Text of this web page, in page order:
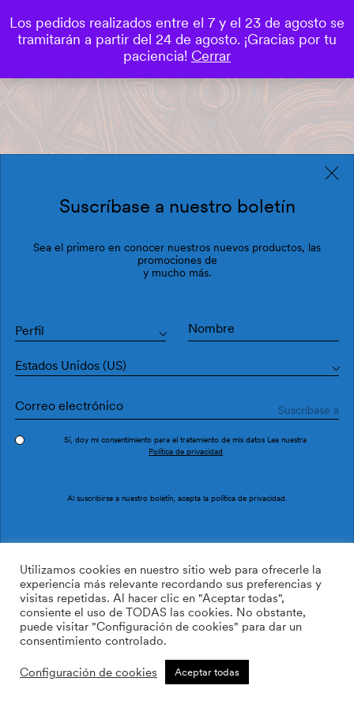
0
Ref. M4121-2
113.64$ /m2
Suscríbase a nuestro boletín
Sea el primero en conocer nuestros nuevos productos, las
promociones de
y mucho más.
Perfil
Estados Unidos (US)
Sí, doy mi consentimiento para el tratamiento de mis datos Lea nuestra
Política de privacidad
Al suscribirse a nuestro boletín, acepta la política de privacidad
Utilizamos cookies en nuestro sitio web para ofrecerle la
experiencia más relevante recordando sus preferencias y
visitas repetidas. Al hacer clic en "Aceptar todas",
consiente el uso de TODAS las cookies. No obstante,
puede visitar "Configuración de cookies" para dar un
consentimiento controlado.
Configuración de cookies Aceptar todas
Los pedidos realizados entre el 7 y el 23 de agosto se
tramitarán a partir del 24 de agosto. ¡Gracias por tu
paciencia! Cerrar